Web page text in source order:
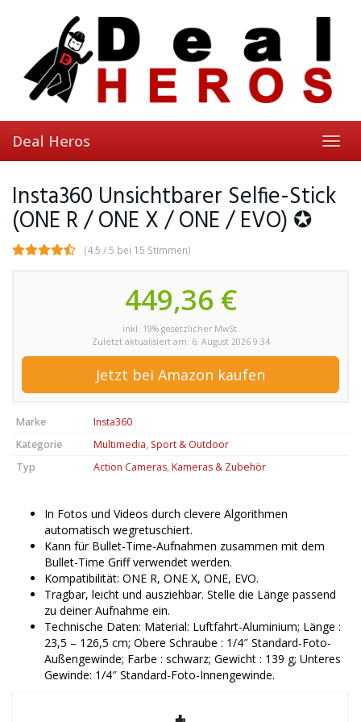
Deal Heros
Insta360 Unsichtbarer Selfie-Stick
(ONE R / ONE X / ONE / EVO) ✪
(4.5 / 5 bei 15 Stimmen)
449,36 €
inkl. 19% gesetzlicher MwSt.
Zuletzt aktualisiert am: 6. August 2026 9:34
Jetzt bei Amazon kaufen
Marke
Insta360
Kategorie
Multimedia, Sport & Outdoor
Typ
Action Cameras, Kameras & Zubehör
In Fotos und Videos durch clevere Algorithmen
automatisch wegretuschiert.
Kann für Bullet-Time-Aufnahmen zusammen mit dem
Bullet-Time Griff verwendet werden.
Kompatibilität: ONE R, ONE X, ONE, EVO.
Tragbar, leicht und ausziehbar. Stelle die Länge passend
zu deiner Aufnahme ein.
Technische Daten: Material: Luftfahrt-Aluminium; Länge :
23,5 – 126,5 cm; Obere Schraube : 1/4″ Standard-Foto-
Außengewinde; Farbe : schwarz; Gewicht : 139 g; Unteres
Gewinde: 1/4″ Standard-Foto-Innengewinde.